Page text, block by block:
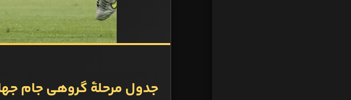
جدول مرحلۀ گروهی جام جهانی